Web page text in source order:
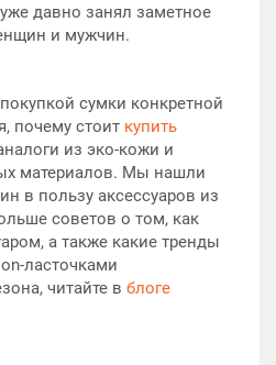
давно занял заметное
и мужчин.
сумки конкретной
почему стоит купить
из эко-кожи и
материалов. Мы нашли
в пользу аксессуаров из
советов о том, как
а также какие тренды
ласточками
читайте в блоге